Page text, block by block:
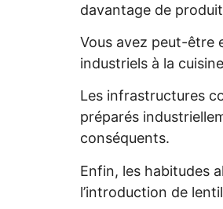
davantage de
Vous avez peut-être
industriels à la
Les infrastructures
préparés
conséquents.
Enfin, les habitudes
l’introduction de